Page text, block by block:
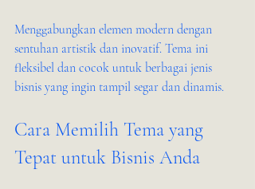
Menggabungkan elemen modern dengan
sentuhan artistik dan inovatif. Tema ini
fleksibel dan cocok untuk berbagai jenis
bisnis yang ingin tampil segar dan dinamis.
Cara Memilih Tema yang
Tepat untuk Bisnis Anda